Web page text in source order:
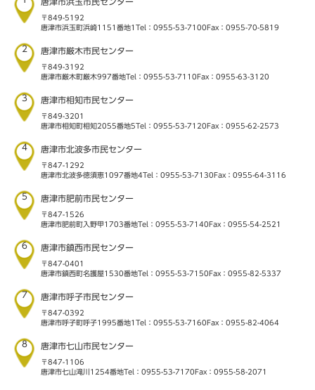
〒849-5192
唐津市浜玉町浜崎1151番地1 Tel：0955-53-7100 Fax：0955-70-5819
2 唐津市厳木市民センター
〒849-3192
唐津市厳木町厳木997番地Tel：0955-53-7110 Fax：0955-63-3120
3 唐津市相知市民センター
〒849-3201
唐津市相知町相知2055番地5Tel：0955-53-7120 Fax：0955-62-2573
4 唐津市北波多市民センター
〒847-1292
唐津市北波多徳須恵1097番地4Tel：0955-53-7130 Fax：0955-64-3116
5 唐津市肥前市民センター
〒847-1526
唐津市肥前町入野甲1703番地Tel：0955-53-7140 Fax：0955-54-2521
6 唐津市鎮西市民センター
〒847-0401
唐津市鎮西町名護屋1530番地Tel：0955-53-7150 Fax：0955-82-5337
7 唐津市呼子市民センター
〒847-0392
唐津市呼子町呼子1995番地1 Tel：0955-53-7160 Fax：0955-82-4064
8 唐津市七山市民センター
〒847-1106
唐津市七山滝川1254番地Tel：0955-53-7170 Fax：0955-58-2071